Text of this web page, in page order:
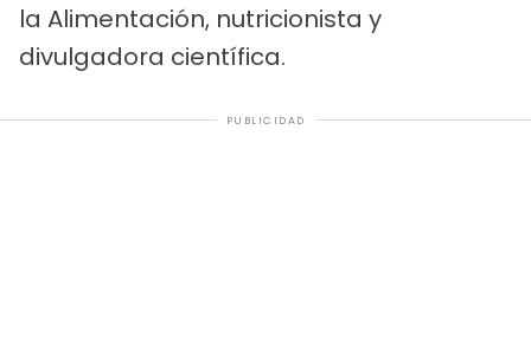
la Alimentación, nutricionista y
divulgadora científica.
PUBLICIDAD